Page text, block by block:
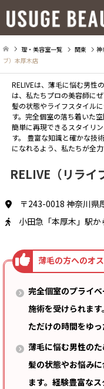
理・美容室一覧 関東 神
ブ）本厚木店
RELIVEは、薄毛に悩む男性
は、私たちプロの美容師に
髪の状態やライフスタイル
す。完全個室の落ち着いた
簡単に再現できるスタイリ
す。 豊富な知識と確かな技
になれるよう、私たちが全
RELIVE（リライ
〒243-0018 神奈川県
小田急「本厚木」駅か
完全個室のプライ
施術を受けられま
ただけの時間をゆっ
薄毛に悩む男性のた
髪の状態やお悩み
ます。経験豊富な